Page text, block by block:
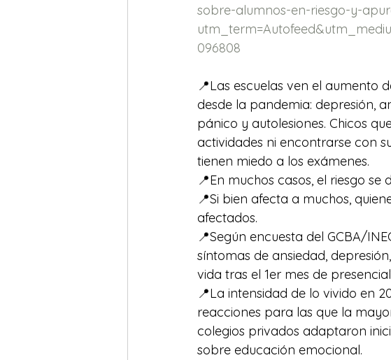
sobre-alumnos-en-riesgo-y-
096808
📍Las escuelas ven el aumento
desde la pandemia: depresión,
pánico y autolesiones. Chicos
actividades ni encontrarse con
tienen miedo a los exámenes.
📍En muchos casos, el riesgo se
📍Si bien afecta a muchos,
afectados.
📍Según encuesta del GCBA/
síntomas de ansiedad,
vida tras el 1er mes de
📍La intensidad de lo vivido en
reacciones para las que la
colegios privados adaptaron
sobre educación emocional.